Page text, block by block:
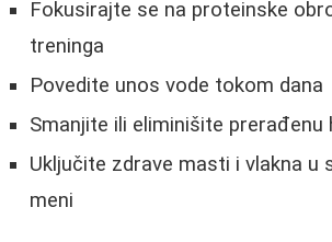
Fokusirajte se na proteinske
treninga
Povedite unos vode tokom dana
Smanjite ili eliminišite prerađenu
Uključite zdrave masti i vlakna u
meni